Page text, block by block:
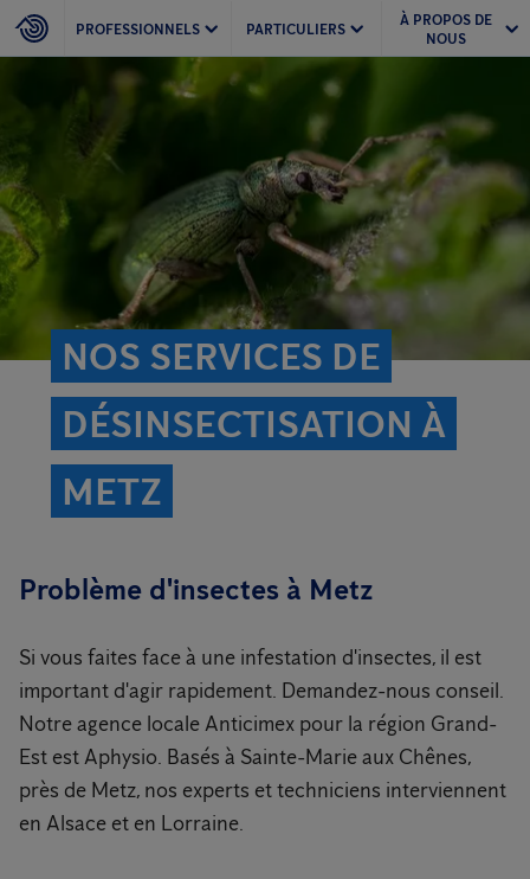
PROFESSIONNELS PARTICULIERS
À PROPOS DE
NOUS
NOS SERVICES DE
DÉSINSECTISATION À
METZ
Problème d'insectes à Metz
Si vous faites face à une infestation d'insectes, il est
important d'agir rapidement. Demandez-nous conseil.
Notre agence locale Anticimex pour la région Grand-
Est est Aphysio. Basés à Sainte-Marie aux Chênes,
près de Metz, nos experts et techniciens interviennent
en Alsace et en Lorraine.